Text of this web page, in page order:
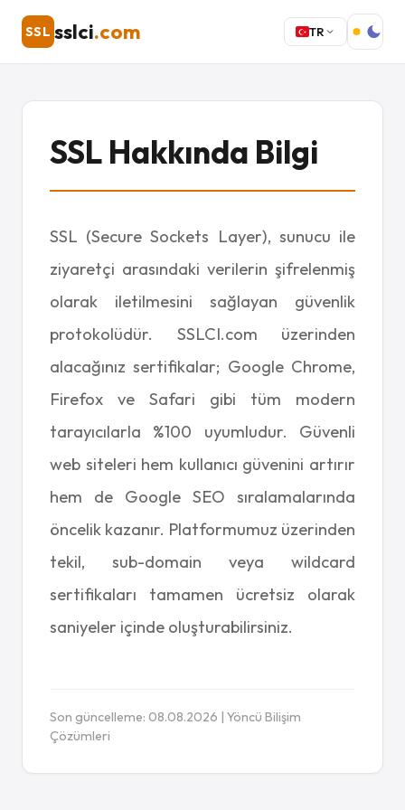
SSL sslci.com TR
SSL Hakkında Bilgi
SSL (Secure Sockets Layer), sunucu ile
ziyaretçi arasındaki verilerin şifrelenmiş
olarak iletilmesini sağlayan güvenlik
protokolüdür. SSLCI.com üzerinden
alacağınız sertifikalar; Google Chrome,
Firefox ve Safari gibi tüm modern
tarayıcılarla %100 uyumludur. Güvenli
web siteleri hem kullanıcı güvenini artırır
hem de Google SEO sıralamalarında
öncelik kazanır. Platformumuz üzerinden
tekil, sub-domain veya wildcard
sertifikaları tamamen ücretsiz olarak
saniyeler içinde oluşturabilirsiniz.
Son güncelleme: 08.08.2026 | Yöncü Bilişim
Çözümleri